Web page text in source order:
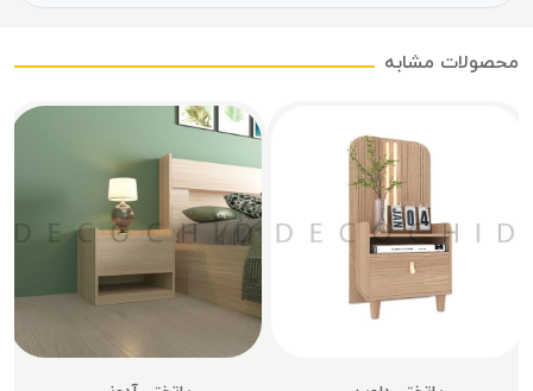
محصولات مشابه